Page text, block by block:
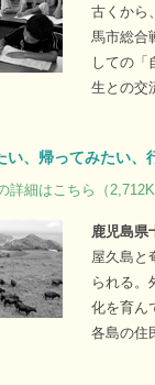
古くから
馬市総合
しての「
生との交
い、帰ってみたい
詳細はこちら（
鹿児島
屋久島と
られる。
化を育ん
各島の住